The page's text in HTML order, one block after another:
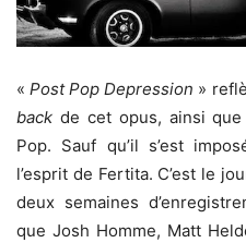
«Post Pop Depression »
back de cet opus, ainsi que
Pop. Sauf qu’il s’est
l’esprit de Fertita. C’est le
deux semaines
que Josh Homme, Matt